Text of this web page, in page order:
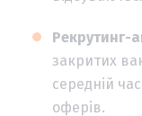
Рекрутинг-
закритих
середній
оферів.